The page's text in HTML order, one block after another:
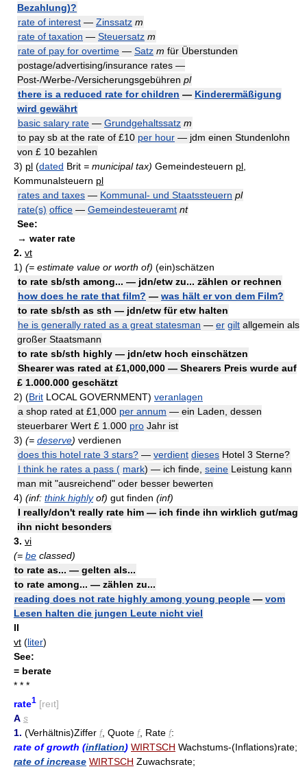
Bezahlung)?
rate of interest — Zinssatz m
rate of taxation — Steuersatz m
rate of pay for overtime — Satz m für Überstunden
postage/advertising/insurance rates —
Post-/Werbe-/Versicherungsgebühren pl
there is a reduced rate for children — Kinderermäßigung
wird gewährt
basic salary rate — Grundgehaltssatz m
to pay sb at the rate of £10 per hour — jdm einen Stundenlohn
von £ 10 bezahlen
3) pl (dated Brit = municipal tax) Gemeindesteuern pl
Kommunalsteuern pl
rates and taxes — Kommunal- und Staatssteuern pl
rate(s) office — Gemeindesteueramt nt
See:
→ water rate
2. vt
1) (= estimate value or worth of) (ein)schätzen
to rate sb/sth among... — jdn/etw zu... zählen or rechnen
how does he rate that film? — was hält er von dem Film?
to rate sb/sth as sth — jdn/etw für etw halten
he is generally rated as a great statesman — er gilt allgemein als
großer Staatsmann
to rate sb/sth highly — jdn/etw hoch einschätzen
Shearer was rated at £1,000,000 — Shearers Preis wurde auf
£ 1.000.000 geschätzt
2) (Brit LOCAL GOVERNMENT) veranlagen
a shop rated at £1,000 per annum — ein Laden, dessen
steuerbarer Wert £ 1.000 pro Jahr ist
3) (= deserve) verdienen
does this hotel rate 3 stars? — verdient dieses Hotel 3 Sterne?
I think he rates a pass ( mark) — ich finde, seine Leistung kann
man mit "ausreichend" oder besser bewerten
4) (inf: think highlyof) gut finden (inf)
I really/don't really rate him — ich finde ihn wirklich gut/mag
ihn nicht besonders
3. vi
(= be classed)
to rate as... — gelten als...
to rate among... — zählen zu...
reading does not rate highly among young people — vom
Lesen halten die jungen Leute nicht viel
II
vt (liter)
See:
= berate
* * *
rate1 [reıt]
A s
1. (Verhältnis)Ziffer f, Quote f, Rate f:
rate of growth (inflation) WIRTSCH Wachstums-(Inflations)rate;
rate of increase WIRTSCH Zuwachsrate;